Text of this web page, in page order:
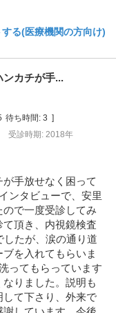
る(医療機関の方向け)
ンカチが手...
待ち時間: 3 ]
受診時期: 2018年
手放せなく困って
ンタビューで、安里
で一度受診してみ
頂き、内視鏡検査
したが、涙の通り道
を入れてもらいま
ってもらっています
りました。説明も
て下さり、外来で